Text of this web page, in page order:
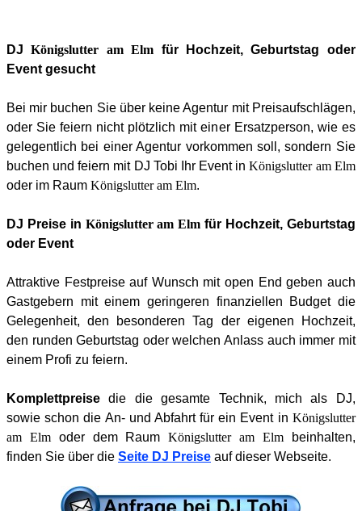
DJKönigslutter am Elm für Hochzeit, Geburtstag oder
Event gesucht
Bei mir buchen Sie über keine Agentur mit Preisaufschlägen,
oder Sie feiern nicht plötzlich mit einer Ersatzperson, wie es
gelegentlich bei einer Agentur vorkommen soll, sondern Sie
buchen und feiern mit DJ Tobi Ihr Event in Königslutter am Elm
oder im Raum Königslutter am Elm.
DJ Preise in Königslutter am Elm für Hochzeit, Geburtstag
oder Event
Attraktive Festpreise auf Wunsch mit open End geben auch
Gastgebern mit einem geringeren finanziellen Budget die
Gelegenheit, den besonderen Tag der eigenen
Hochzeit,
den runden Geburtstag oder welchen Anlass auch immer mit
einem Profi zu feiern.
Komplettpreise
die die gesamte Technik, mich als DJ,
sowie schon die An- und Abfahrt für ein Event in Königslutter
am Elm oder dem Raum Königslutter am Elm
beinhalten,
finden Sie über die Seite DJ Preise auf dieser Webseite.